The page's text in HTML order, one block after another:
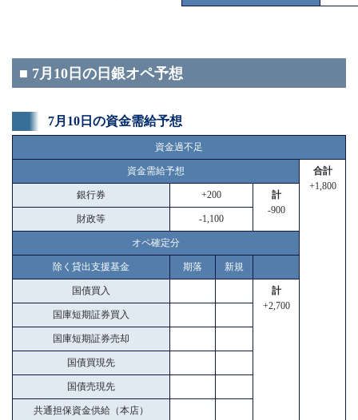
■ 7月10日の日銀オペ予想
7月10日の資金需給予想
資金過不足
資金需給予想
合計
+1,800
銀行券 +200
計
-900
財政等 -1,100
オペ確定分
除く貸出支援基金 期落 新規
国債買入
計
+2,700
国庫短期証券買入
国庫短期証券売却
国債買現先
国債売現先
共通担保資金供給（本店）